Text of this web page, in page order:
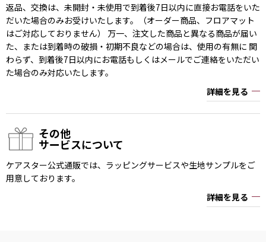
返品、交換は、未開封・未使用で到着後7日以内に直接お電話をいた
だいた場合のみお受けいたします。（オーダー商品、フロアマット
はご対応しておりません） 万一、注文した商品と異なる商品が届い
た、または到着時の破損・初期不良などの場合は、使用の有無に 関
わらず、到着後7日以内にお電話もしくはメールでご連絡をいただい
た場合のみ対応いたします。
詳細を見る
その他
サービスについて
ケアスター公式通販では、ラッピングサービスや生地サンプルをご
用意しております。
詳細を見る